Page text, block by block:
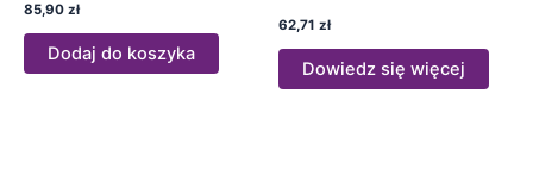
85,90 zł
Dodaj do koszyka
62,71 zł
Dowiedz się więcej